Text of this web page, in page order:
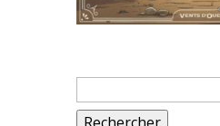
Rechercher :